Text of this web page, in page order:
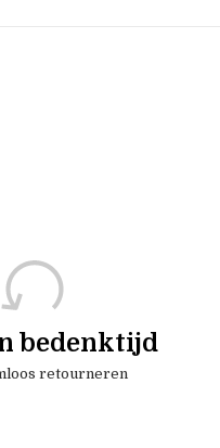
bedenktijd
retourneren